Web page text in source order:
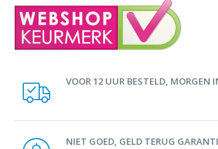
VOOR 12 UUR BESTELD, MORGEN
NIET GOED, GELD TERUG